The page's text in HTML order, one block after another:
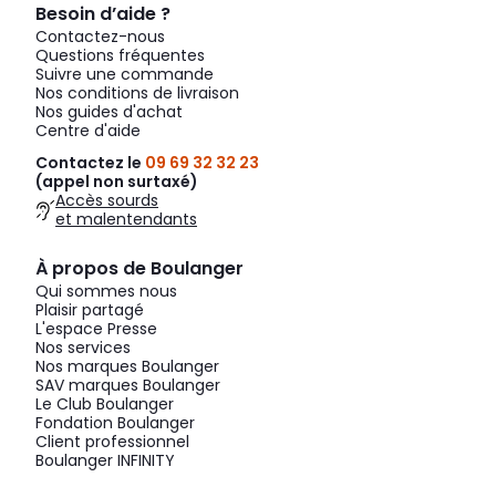
Besoin d’aide ?
Contactez-nous
Questions fréquentes
Suivre une commande
Nos conditions de livraison
Nos guides d'achat
Centre d'aide
Contactez le 09 69 32 32 23
(appel non surtaxé)
Accès sourds
et malentendants
À propos de Boulanger
Qui sommes nous
Plaisir partagé
L'espace Presse
Nos services
Nos marques Boulanger
SAV marques Boulanger
Le Club Boulanger
Fondation Boulanger
Client professionnel
Boulanger INFINITY